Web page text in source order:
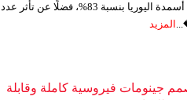
إلى جانب انخفاض صادرات أسمدة اليوريا بنسبة 83%، فضلًا عن تأثر عدد
المزيد
جينومات فيروسية كاملة وقابلة